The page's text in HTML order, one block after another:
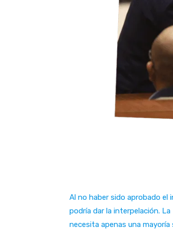
Al no haber sido aprobado el
podría dar la interpelación.
necesita apenas una mayoría